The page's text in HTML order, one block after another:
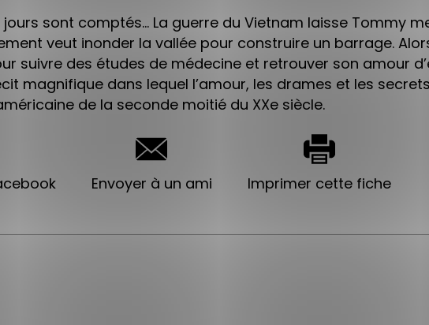
sont comptés… La guerre du Vietnam laisse Tommy
veut inonder la vallée pour construire un barrage.
suivre des études de médecine et retrouver son amour
magnifique dans lequel l’amour, les drames et les
de la seconde moitié du XXe siècle.
Envoyer à un ami Imprimer cette fiche